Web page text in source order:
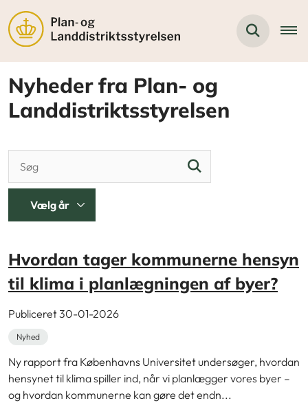
Nyheder fra Plan- og
Landdistriktsstyrelsen
Hvordan tager kommunerne hensyn
til klima i planlægningen af byer?
Publiceret 30-01-2026
Nyhed
Ny rapport fra Københavns Universitet undersøger, hvordan
hensynet til klima spiller ind, når vi planlægger vores byer –
og hvordan kommunerne kan gøre det endn...